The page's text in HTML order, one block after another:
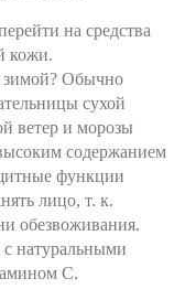
на средства
кожи.
зимой? Обычно
сухой
ветер и морозы
содержанием
функции
лицо, т. к.
обезвоживания.
с натуральными
С.